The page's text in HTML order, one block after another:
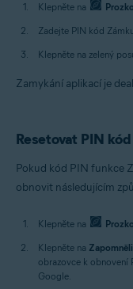
Klepněte na
Zadejte PIN kód
Klepněte na zelený
Zamykání aplikací je
Resetovat PIN
Pokud kód PIN funkce
obnovit následujícím
Klepněte na
Klepněte na
obrazovce k obnovení
Google.